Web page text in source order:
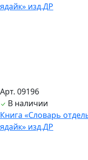
Арт. 09196
В наличии
Книга «Словарь
ядайк» изд.ДР